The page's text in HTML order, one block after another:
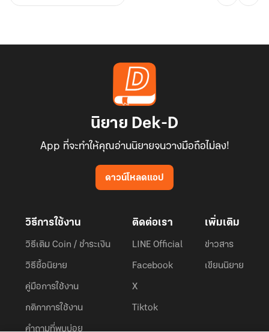
นิยาย Dek-D
App ที่จะทำให้คุณอ่านนิยายจนวางมือถือไม่ลง!
ดาวน์โหลดแอป
วิธีการใช้งาน
วิธีเติม Coin / ชำระเงิน
วิธีซื้อนิยาย
คู่มือการใช้งาน
กติกาการใช้งาน
คำถามที่พบบ่อย
ติดต่อเรา
LINE Official
Facebook
X
Tiktok
เพิ่มเติม
ข่าวสาร
เขียนนิยาย